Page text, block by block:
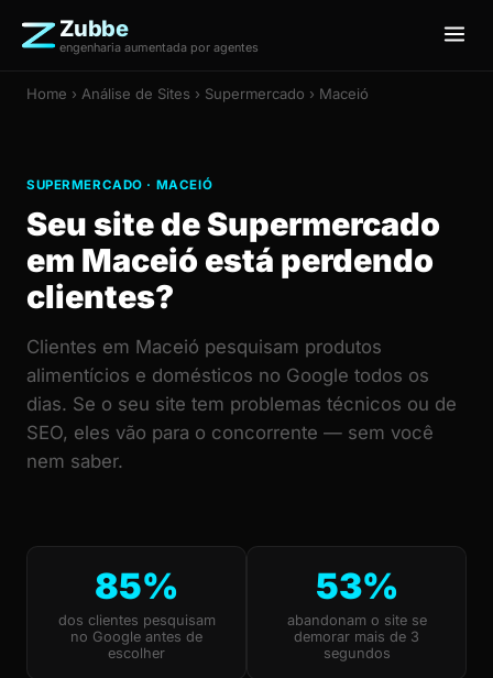
Zubbe
engenharia aumentada por agentes
Home › Análise de Sites › Supermercado › Maceió
SUPERMERCADO · MACEIÓ
Seu site de Supermercado
em Maceió está perdendo
clientes?
Clientes em Maceió pesquisam produtos
alimentícios e domésticos no Google todos os
dias. Se o seu site tem problemas técnicos ou de
SEO, eles vão para o concorrente — sem você
nem saber.
85%
dos clientes pesquisam
no Google antes de
escolher
53%
abandonam o site se
demorar mais de 3
segundos